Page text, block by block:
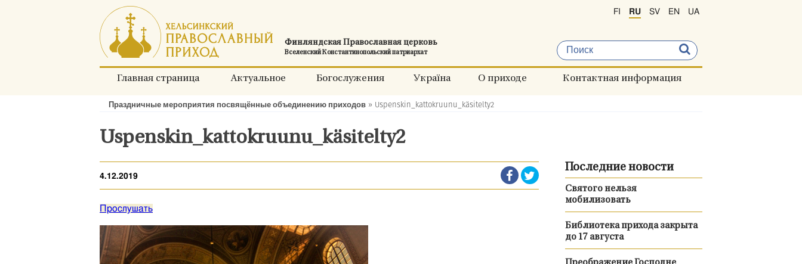
Перейти
к
содержимому
Финляндская Православная церковь
Вселенский Константинопольский патриархат
FI RU SV EN UA
Главная страница Актуальное Богослужения Україна О приходе Контактная информация
Хлебные
Праздничные мероприятия посвящённые объединению приходов » Uspenskin_kattokruunu_käsitelty2
Uspenskin_kattokruunu_käsitelty2
4.12.2019
Прослушать
Последние новости
Святого нельзя
мобилизовать
Библиотека прихода закрыта
до 17 августа